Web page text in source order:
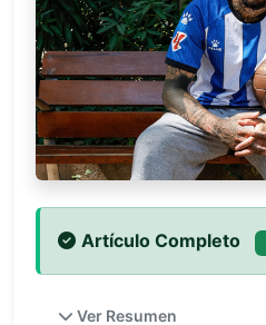
Artículo Completo
Ver Resumen